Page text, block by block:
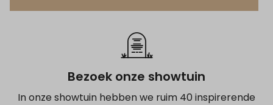
Bezoek onze showtuin
In onze showtuin hebben we ruim 40 inspirerende